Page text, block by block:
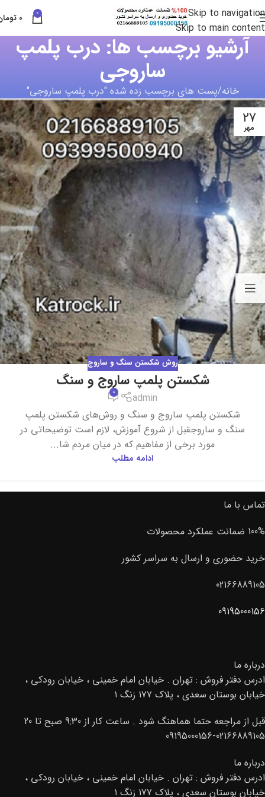
Skip to navigation
Skip to main content
0
0
آرشیو برچسب ها: درب پلمپ
ساروجی
خانه پست های برچسب زده شده "درب پلمپ ساروجی"
27
مهر
روش شکستن سنگ و ساروج
شکستن پلمپ ساروج و سنگ
admin
0
شکستن پلمپ ساروج و سنگ و روش‌های شکستن پلمپ
سنگ و ساروجقبل از شروع آموزش، لازم است توضیحاتی در
مورد برخی از مفاهیم که در میان مردم شا...
ادامه مطلب
تماس با ما
100% ضمانت عملکرد محصولات
خرید حضوری و ارسال به سراسر کشور
02166889105
09195000156
درباره ما
ادرس دفتر فروش : تهران . خیابان امام خمینی ، خیابان رودکی ،
خیابان بوستان سعدی ، پلاک ۱۷۷ زنگ ۱
قبل از مراجعه حتما هماهنگ شود . ساعت کار از 9:30 صبح تا 20
02166889105-09195000156
درباره ما
ادرس دفتر فروش : تهران . خیابان امام خمینی ، خیابان رودکی ،
خیابان بوستان سعدی ، پلاک ۱۷۷ زنگ ۱